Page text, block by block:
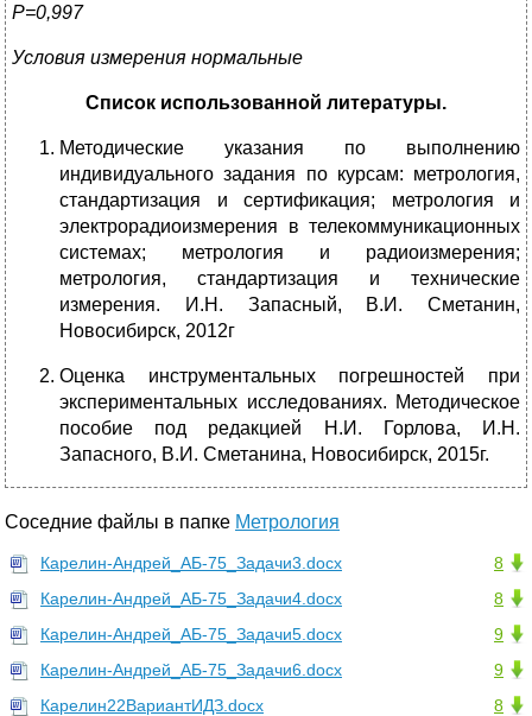
Р=0,997
Условия измерения нормальные
Список использованной литературы.
Методические указания по выполнению
индивидуального задания по курсам: метрология,
стандартизация и сертификация; метрология и
электрорадиоизмерения в телекоммуникационных
системах; метрология и радиоизмерения;
метрология, стандартизация и технические
измерения. И.Н. Запасный, В.И. Сметанин,
Новосибирск, 2012г
Оценка инструментальных погрешностей при
экспериментальных исследованиях. Методическое
пособие под редакцией Н.И. Горлова, И.Н.
Запасного, В.И. Сметанина, Новосибирск, 2015г.
Соседние файлы в папке Метрология
8
Карелин-Андрей_АБ-75_Задачи3.docx
8
Карелин-Андрей_АБ-75_Задачи4.docx
9
Карелин-Андрей_АБ-75_Задачи5.docx
9
Карелин-Андрей_АБ-75_Задачи6.docx
8
Карелин22ВариантИДЗ.docx